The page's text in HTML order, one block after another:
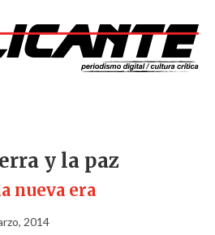
y la paz
nueva era
2014